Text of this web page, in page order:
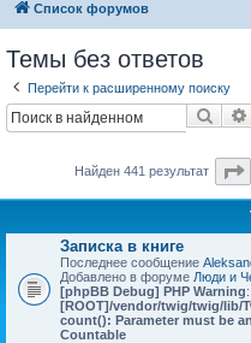
Список форумов
Темы без ответов
Перейти к расширенному поиску
Поиск
Найден 441 результат
Записка в книге
Последнее сообщение
Добавлено в форуме Люди и
[phpBB Debug] PHP Warning
[ROOT]/vendor/twig/twig/lib/
count(): Parameter must be
Countable